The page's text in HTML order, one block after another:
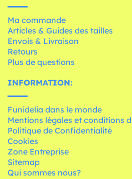
Ma commande
Articles & Guides des tailles
Envois & Livraison
Retours
Plus de questions
INFORMATION:
Funidelia dans le monde
Mentions légales et conditions
Politique de Confidentialité
Cookies
Zone Entreprise
Sitemap
Qui sommes nous?